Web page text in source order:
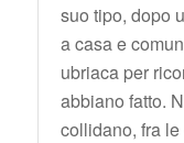
suo tipo, dopo
a casa e
ubriaca per
abbiano fatto.
collidano, fra